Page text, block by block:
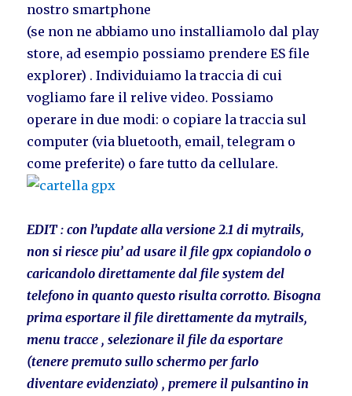
nostro smartphone
(se non ne abbiamo uno installiamolo dal play
store, ad esempio possiamo prendere ES file
explorer) . Individuiamo la traccia di cui
vogliamo fare il relive video. Possiamo
operare in due modi: o copiare la traccia sul
computer (via bluetooth, email, telegram o
come preferite) o fare tutto da cellulare.
EDIT : con l’update alla versione 2.1 di mytrails,
non si riesce piu’ ad usare il file gpx copiandolo o
caricandolo direttamente dal file system del
telefono in quanto questo risulta corrotto. Bisogna
prima esportare il file direttamente da mytrails,
menu tracce , selezionare il file da esportare
(tenere premuto sullo schermo per farlo
diventare evidenziato) , premere il pulsantino in